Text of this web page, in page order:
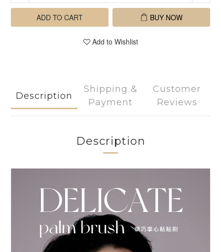
ADD TO CART BUY NOW
Add to Wishlist
Description
Shipping &
Payment
Customer
Reviews
Description